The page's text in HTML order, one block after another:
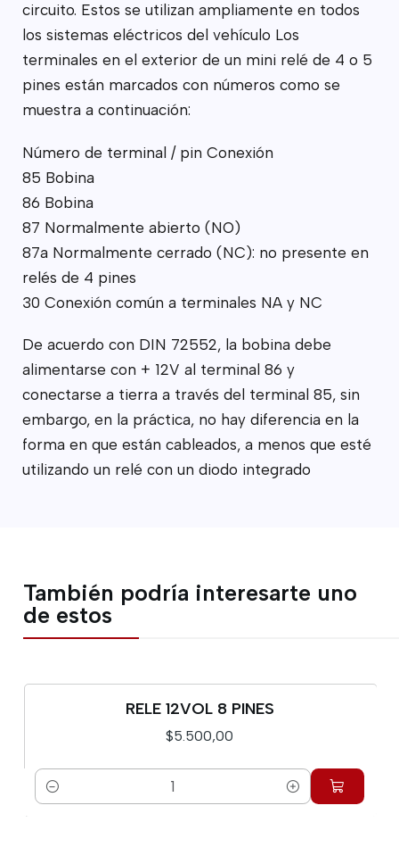
circuito. Estos se utilizan ampliamente en todos
los sistemas eléctricos del vehículo Los
terminales en el exterior de un mini relé de 4 o 5
pines están marcados con números como se
muestra a continuación:
Número de terminal / pin Conexión
85 Bobina
86 Bobina
87 Normalmente abierto (NO)
87a Normalmente cerrado (NC): no presente en
relés de 4 pines
30 Conexión común a terminales NA y NC
De acuerdo con DIN 72552, la bobina debe
alimentarse con + 12V al terminal 86 y
conectarse a tierra a través del terminal 85, sin
embargo, en la práctica, no hay diferencia en la
forma en que están cableados, a menos que esté
utilizando un relé con un diodo integrado
También podría interesarte uno
de estos
RELE 12VOL 8 PINES
$5.500,00
Cantidad